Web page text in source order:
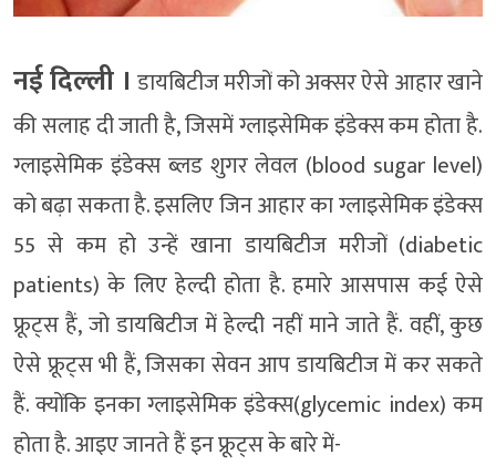
नई दिल्‍ली । डायबिटीज मरीजों को अक्सर ऐसे आहार खाने
की सलाह दी जाती है, जिसमें ग्लाइसेमिक इंडेक्स कम होता है.
ग्लाइसेमिक इंडेक्स ब्लड शुगर लेवल (blood sugar level)
को बढ़ा सकता है. इसलिए जिन आहार का ग्लाइसेमिक इंडेक्स
55 से कम हो उन्हें खाना डायबिटीज मरीजों (diabetic
patients) के लिए हेल्दी होता है. हमारे आसपास कई ऐसे
फ्रूट्स हैं, जो डायबिटीज में हेल्दी नहीं माने जाते हैं. वहीं, कुछ
ऐसे फ्रूट्स भी हैं, जिसका सेवन आप डायबिटीज में कर सकते
हैं. क्योंकि इनका ग्लाइसेमिक इंडेक्स(glycemic index) कम
होता है. आइए जानते हैं इन फ्रूट्स के बारे में-